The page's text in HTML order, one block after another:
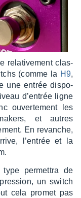
rela­ti­ve­ment clas­
(comme la H9,
une entrée dispo­
d’en­trée ligne
ouver­te­ment les
et autres
En revanche,
l’en­trée et la
permet­tra de
un switch
cela promet pas